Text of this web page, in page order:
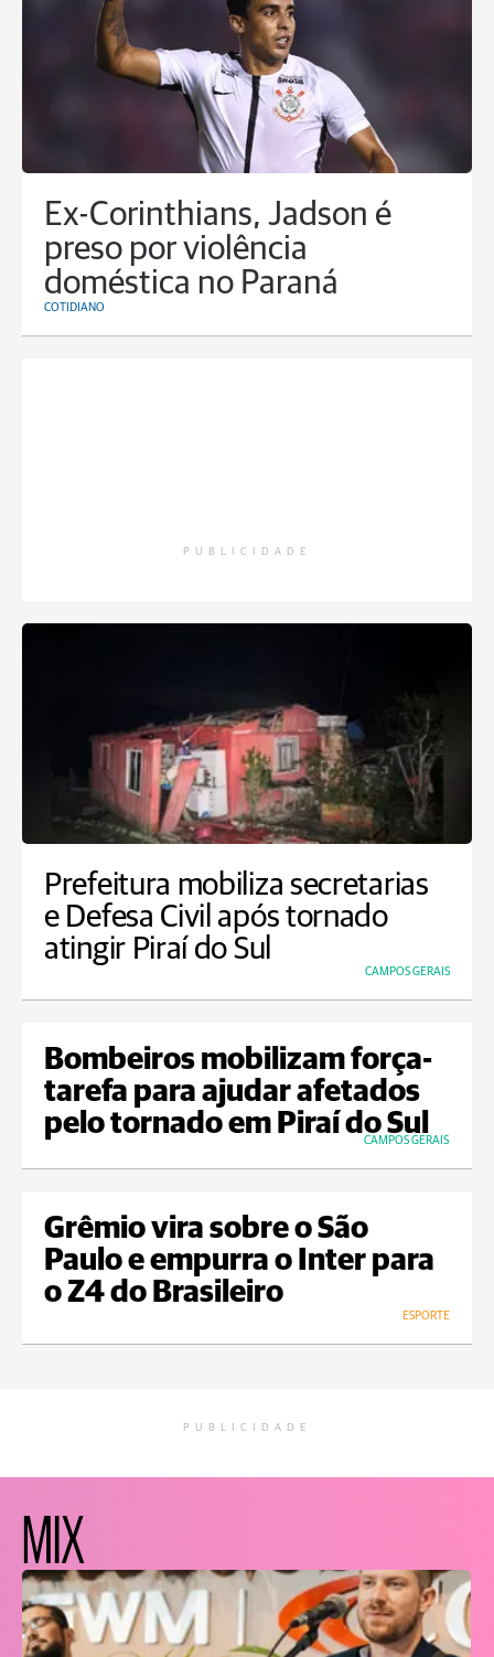
Ex-Corinthians, Jadson é
preso por violência
doméstica no Paraná
COTIDIANO
PUBLICIDADE
Prefeitura mobiliza secretarias
e Defesa Civil após tornado
atingir Piraí do Sul
CAMPOS GERAIS
Bombeiros mobilizam força-
tarefa para ajudar afetados
pelo tornado em Piraí do Sul
CAMPOS GERAIS
Grêmio vira sobre o São
Paulo e empurra o Inter para
o Z4 do Brasileiro
ESPORTE
PUBLICIDADE
MIX